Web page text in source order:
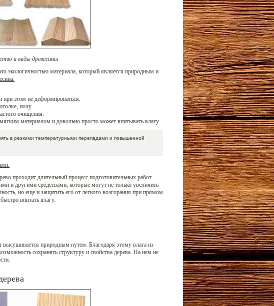
и виды древесины
экологичностью материала, который является природным и
при этом не деформироваться.
полу.
очищения.
материалом и довольно просто может впитывать влагу.
в резкими температурными перепадами и повышенной
проходит длительный процесс подготовительных работ.
и другими средствами, которые могут не только увеличить
но еще и защитить его от легкого возгорания при прямом
впитать влагу.
высушивается природным путем. Благодаря этому влага из
сохранять структуру и свойства дерева. На нем не